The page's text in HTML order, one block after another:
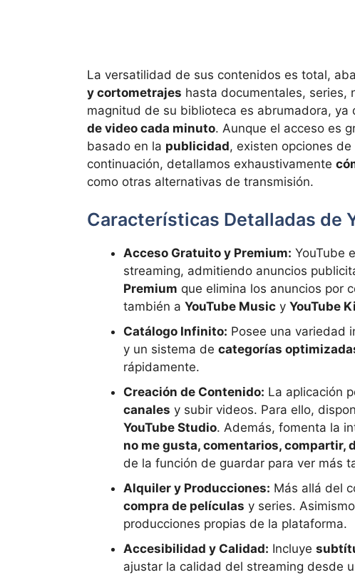
La versatilidad de sus contenidos es total,
y cortometrajes hasta documentales, series,
magnitud de su biblioteca es abrumadora, ya
de video cada minuto. Aunque el acceso es
basado en la publicidad, existen opciones
continuación, detallamos exhaustivamente
como otras alternativas de transmisión.
Características Detalladas de
Acceso Gratuito y Premium: YouTube
streaming, admitiendo anuncios
Premium que elimina los anuncios por
también a YouTube Music y YouTube
Catálogo Infinito: Posee una variedad
y un sistema de categorías
rápidamente.
Creación de Contenido: La aplicación
canales y subir videos. Para ello,
YouTube Studio. Además, fomenta la
no me gusta, comentarios, compartir,
de la función de guardar para ver más
Alquiler y Producciones: Más allá del
compra de películas y series.
producciones propias de la plataforma.
Accesibilidad y Calidad: Incluye
ajustar la calidad del streaming desde